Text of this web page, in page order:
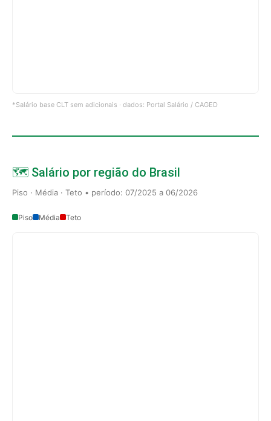
*Salário base CLT sem adicionais · dados: Portal Salário / CAGED
🗺️ Salário por região do Brasil
Piso · Média · Teto • período: 07/2025 a 06/2026
Piso Média Teto